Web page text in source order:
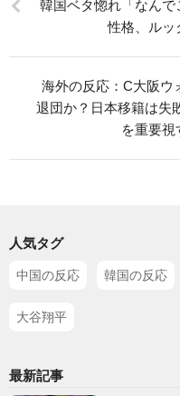
韓国ベタ惚れ「なんで
性格、ルッ
海外の反応：C大阪ウ
退団か？日本移籍は
を重要視
人気タグ
中国の反応 韓国の反応
大谷翔平
最新記事